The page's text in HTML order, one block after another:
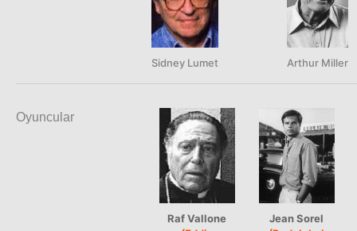
Sidney Lumet Arthur Miller
Oyuncular
Raf Vallone
Jean Sorel